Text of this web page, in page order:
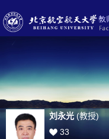
刘永光(教授)
33